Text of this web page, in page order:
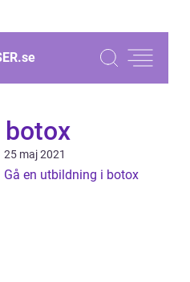
se
25 maj 2021
Gå en utbildning i botox